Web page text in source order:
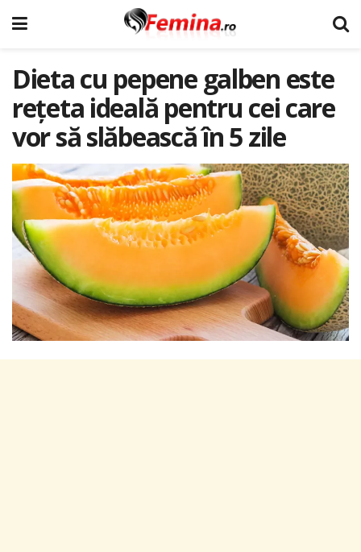
Dieta cu pepene galben este
rețeta ideală pentru cei care
vor să slăbească în 5 zile